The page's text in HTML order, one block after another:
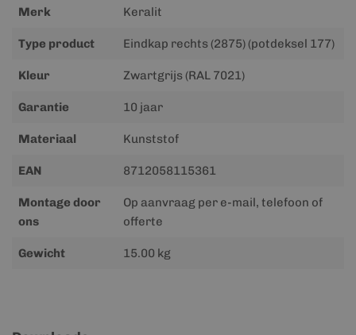
Merk Keralit
Type product Eindkap rechts (2875) (potdeksel 177)
Kleur Zwartgrijs (RAL 7021)
Garantie 10 jaar
Materiaal Kunststof
EAN 8712058115361
Montage door
ons
Op aanvraag per e-mail, telefoon of
offerte
Gewicht 15.00 kg